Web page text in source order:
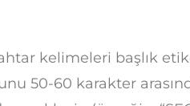
kelimeleri başlık
50-60 karakter